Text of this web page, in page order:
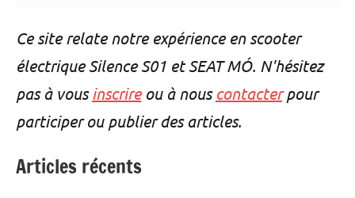
Ce site relate notre expérience en scooter
électrique Silence S01 et SEAT MÓ. N'hésitez
pas à vousinscrireou à nous contacterpour
participer ou publier des articles.
Articles récents